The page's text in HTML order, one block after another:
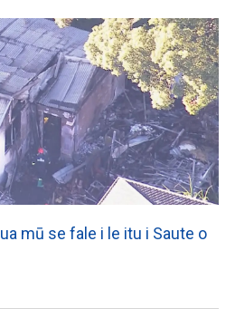
mū se fale i le itu i Saute o